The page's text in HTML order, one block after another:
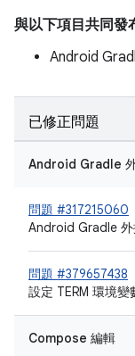
與以下項目共同發
Android
已修正問題
Android Gradle
問題 #317215060
Android Gradle 外
問題 #379657438
設定 TERM 環境
Compose 編輯